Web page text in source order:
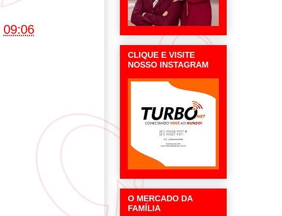
09:06
CLIQUE E VISITE
NOSSO INSTAGRAM
O MERCADO DA
FAMÍLIA